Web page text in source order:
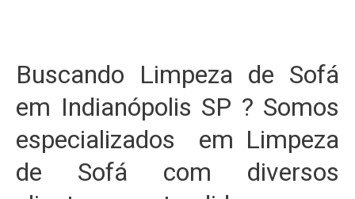
Buscando Limpeza de Sofá
em Indianópolis SP ? Somos
especializados em Limpeza
de Sofá com diversos